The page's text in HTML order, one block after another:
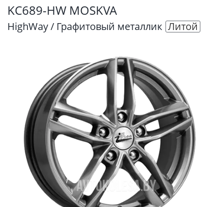
KC689-HW MOSKVA
HighWay / Графитовый металлик Литой